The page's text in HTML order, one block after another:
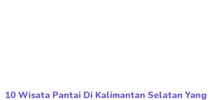
10 Wisata Pantai Di Kalimantan Selatan Yang